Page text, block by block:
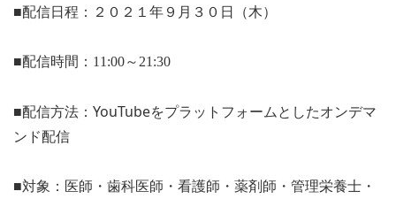
■配信日程：２０２１年９月３０日（木）
■配信時間：11:00～21:30
■配信方法： YouTubeをプラットフォームとしたオンデマ
ン ド配信
■対象：医師・歯科医師・看護師・薬剤師・管理栄養士・